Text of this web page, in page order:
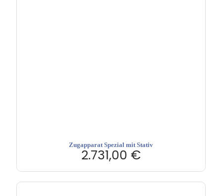
Zugapparat Spezial mit Stativ
2.731,00 €